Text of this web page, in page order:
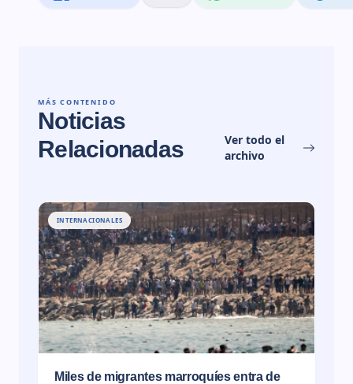
MÁS CONTENIDO
Noticias
Relacionadas
Ver todo el
archivo
INTERNACIONALES
Miles de migrantes marroquíes entra de